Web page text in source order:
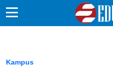
Sekolah Kita
Kampus